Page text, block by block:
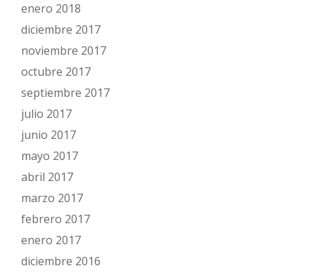
enero 2018
diciembre 2017
noviembre 2017
octubre 2017
septiembre 2017
julio 2017
junio 2017
mayo 2017
abril 2017
marzo 2017
febrero 2017
enero 2017
diciembre 2016